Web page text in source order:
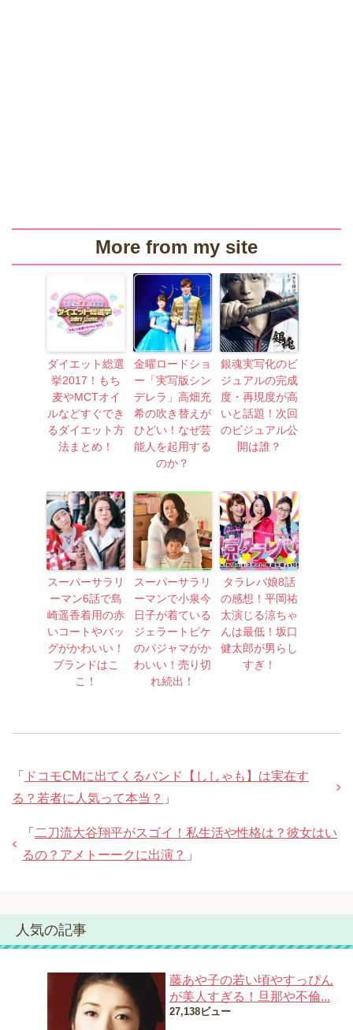
More from my site
ダイエット総選
挙2017！もち
麦やMCTオイ
ルなどすぐでき
るダイエット方
法まとめ！
金曜ロードショ
ー「実写版シン
デレラ」高畑充
希の吹き替えが
ひどい！なぜ芸
能人を起用する
のか？
銀魂実写化のビ
ジュアルの完成
度・再現度が高
いと話題！次回
のビジュアル公
開は誰？
スーパーサラリ
ーマン6話で島
崎遥香着用の赤
いコートやバッ
グがかわいい！
ブランドはこ
こ！
スーパーサラリ
ーマンで小泉今
日子が着ている
ジェラートピケ
のパジャマがか
わいい！売り切
れ続出！
タラレバ娘8話
の感想！平岡祐
太演じる涼ちゃ
んは最低！坂口
健太郎が男らし
すぎ！
「
ドコモCMに出てくるバンド【ししゃも】は実在す
る？若者に人気って本当？ 」
「 二刀流大谷翔平がスゴイ！私生活や性格は？彼女はい
るの？アメトーークに出演？ 」
人気の記事
藤あや子の若い頃やすっぴん
が美人すぎる！旦那や不倫...
27,138ビュー